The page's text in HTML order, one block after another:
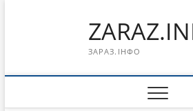
ЗАРАЗ.ІНФО